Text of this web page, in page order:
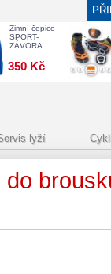
Zimní čepice
SPORT-
ZÁVORA
350 Kč
lyží